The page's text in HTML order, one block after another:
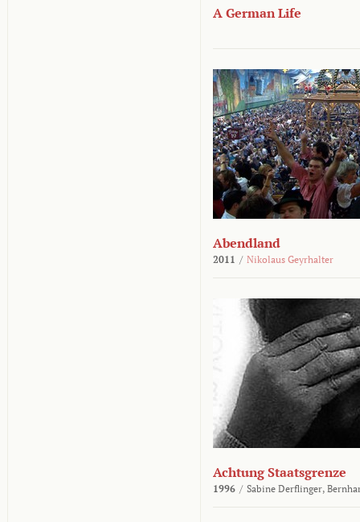
A German Life
Abendland
2011 / Nikolaus Geyrhalter
Achtung Staatsgrenze
1996 / Sabine Derflinger,